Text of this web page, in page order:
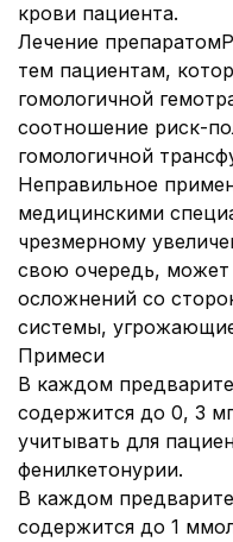
крови пациента.
Лечение
тем пациентам,
гомологичной
соотношение риск-
гомологичной
Неправильное
медицинскими
чрезмерному
свою очередь,
осложнений со
системы,
Примеси
В каждом
содержится до 0, 3
учитывать для
фенилкетонурии.
В каждом
содержится до 1